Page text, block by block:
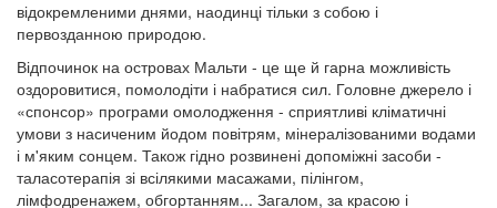
відокремленими днями, наодинці тільки з собою і
первозданною природою.
Відпочинок на островах Мальти - це ще й гарна можливість
оздоровитися, помолодіти і набратися сил. Головне джерело і
«спонсор» програми омолодження - сприятливі кліматичні
умови з насиченим йодом повітрям, мінералізованими водами
і м'яким сонцем. Також гідно розвинені допоміжні засоби -
таласотерапія зі всілякими масажами, пілінгом,
лімфодренажем, обгортанням... Загалом, за красою і